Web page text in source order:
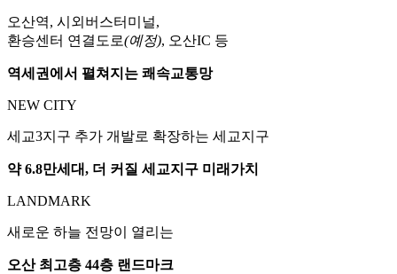
오산역, 시외버스터미널,
환승센터 연결도로(예정), 오산IC 등
역세권에서 펼쳐지는 쾌속교통망
NEW CITY
세교3지구 추가 개발로 확장하는 세교지구
약 6.8만세대, 더 커질 세교지구 미래가치
LANDMARK
새로운 하늘 전망이 열리는
오산 최고층 44층 랜드마크